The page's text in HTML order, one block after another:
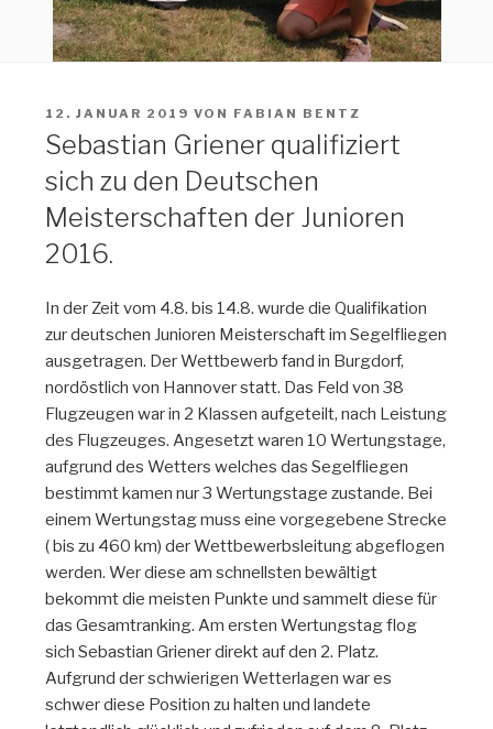
VERÖFFENTLICHT
AM
12. JANUAR 2019 VON FABIAN BENTZ
Sebastian Griener qualifiziert
sich zu den Deutschen
Meisterschaften der Junioren
2016.
In der Zeit vom 4.8. bis 14.8. wurde die Qualifikation
zur deutschen Junioren Meisterschaft im Segelfliegen
ausgetragen. Der Wettbewerb fand in Burgdorf,
nordöstlich von Hannover statt. Das Feld von 38
Flugzeugen war in 2 Klassen aufgeteilt, nach Leistung
des Flugzeuges. Angesetzt waren 10 Wertungstage,
aufgrund des Wetters welches das Segelfliegen
bestimmt kamen nur 3 Wertungstage zustande. Bei
einem Wertungstag muss eine vorgegebene Strecke
( bis zu 460 km) der Wettbewerbsleitung abgeflogen
werden. Wer diese am schnellsten bewältigt
bekommt die meisten Punkte und sammelt diese für
das Gesamtranking. Am ersten Wertungstag flog
sich Sebastian Griener direkt auf den 2. Platz.
Aufgrund der schwierigen Wetterlagen war es
schwer diese Position zu halten und landete